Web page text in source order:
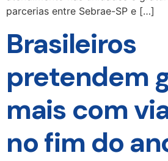
parcerias entre Sebrae-SP e […]
Brasileiros
pretendem
mais com
no fim do